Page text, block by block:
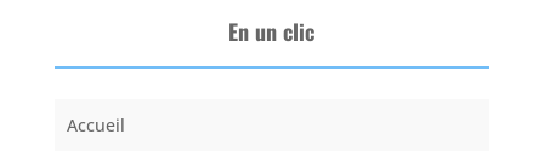
En un clic
Accueil